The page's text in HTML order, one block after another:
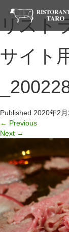
リスト
サイト
Published 2020年2月
← Previous
Next →